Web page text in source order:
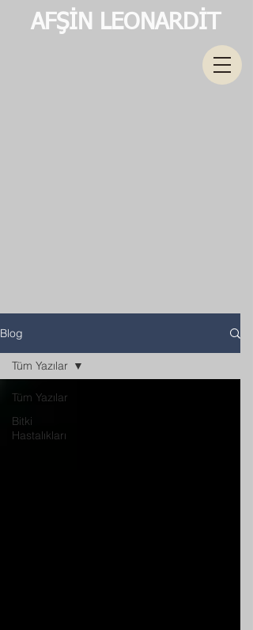
AFŞİN LEONARDİT
Blog
Tüm Yazılar
Bitki
Hastalıkları
Tüm Yazılar